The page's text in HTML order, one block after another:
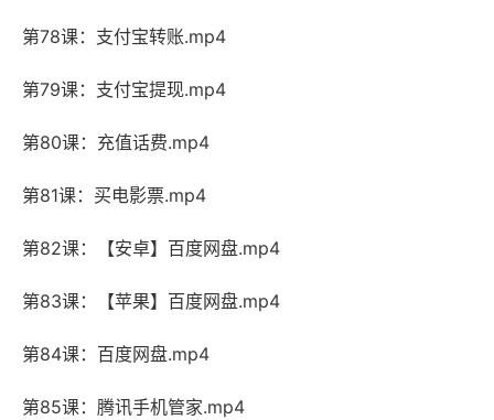
第78课：支付宝转账.mp4
第79课：支付宝提现.mp4
第80课：充值话费.mp4
第81课：买电影票.mp4
第82课：【安卓】百度网盘.mp4
第83课：【苹果】百度网盘.mp4
第84课：百度网盘.mp4
第85课：腾讯手机管家.mp4